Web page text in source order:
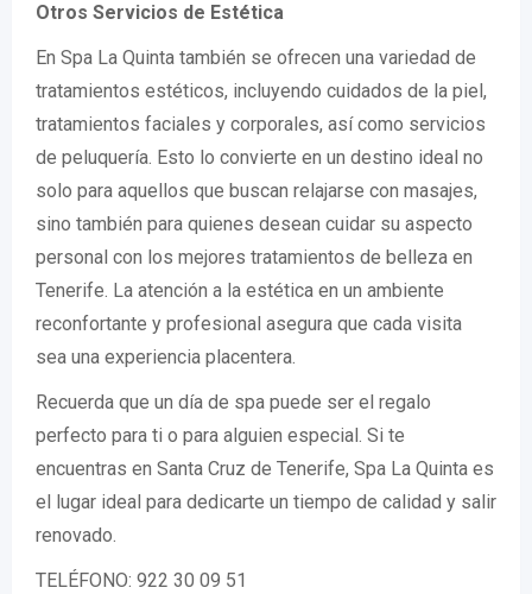
Otros Servicios de Estética
En Spa La Quinta también se ofrecen una variedad de
tratamientos estéticos, incluyendo cuidados de la piel,
tratamientos faciales y corporales, así como servicios
de peluquería. Esto lo convierte en un destino ideal no
solo para aquellos que buscan relajarse con masajes,
sino también para quienes desean cuidar su aspecto
personal con los mejores tratamientos de belleza en
Tenerife. La atención a la estética en un ambiente
reconfortante y profesional asegura que cada visita
sea una experiencia placentera.
Recuerda que un día de spa puede ser el regalo
perfecto para ti o para alguien especial. Si te
encuentras en Santa Cruz de Tenerife, Spa La Quinta es
el lugar ideal para dedicarte un tiempo de calidad y salir
renovado.
TELÉFONO: 922 30 09 51